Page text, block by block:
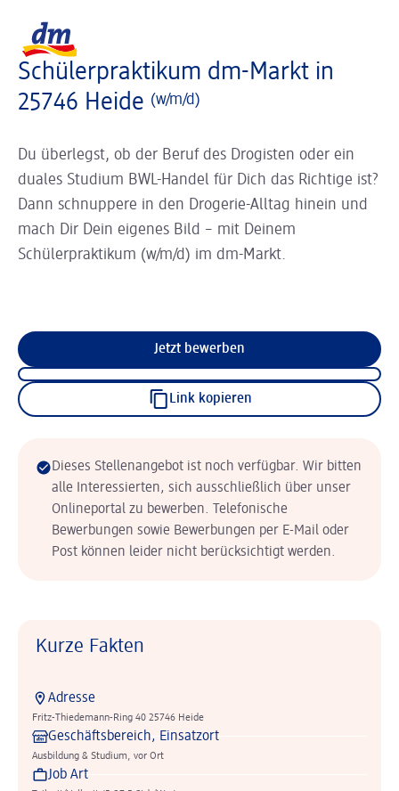
Schülerpraktikum dm-Markt in
25746 Heide (w/m/d)
Du überlegst, ob der Beruf des Drogisten oder ein
duales Studium BWL-Handel für Dich das Richtige ist?
Dann schnuppere in den Drogerie-Alltag hinein und
mach Dir Dein eigenes Bild – mit Deinem
Schülerpraktikum (w/m/d) im dm-Markt.
Jetzt bewerben
Link kopieren
Dieses Stellenangebot ist noch verfügbar. Wir bitten
alle Interessierten, sich ausschließlich über unser
Onlineportal zu bewerben. Telefonische
Bewerbungen sowie Bewerbungen per E-Mail oder
Post können leider nicht berücksichtigt werden.
Kurze Fakten
Adresse
Fritz-Thiedemann-Ring 40 25746 Heide
Geschäftsbereich, Einsatzort
Ausbildung & Studium, vor Ort
Job Art